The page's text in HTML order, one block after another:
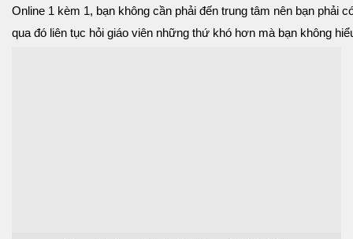
Online 1 kèm 1, bạn không cần phải đến trung tâm nên bạn
qua đó liên tục hỏi giáo viên những thứ khó hơn mà bạn không